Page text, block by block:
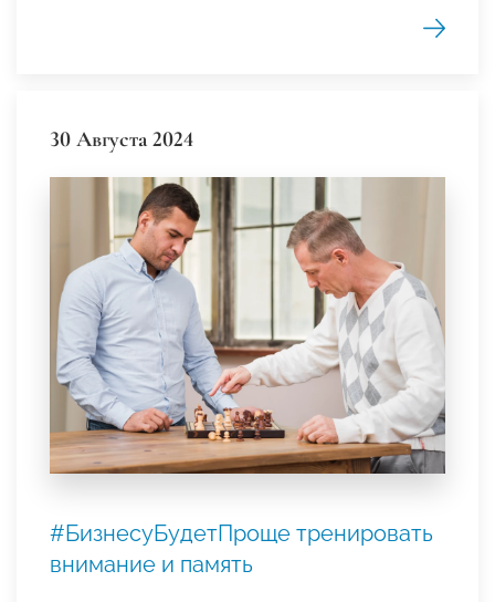
30 Августа 2024
#БизнесуБудетПроще тренировать
внимание и память